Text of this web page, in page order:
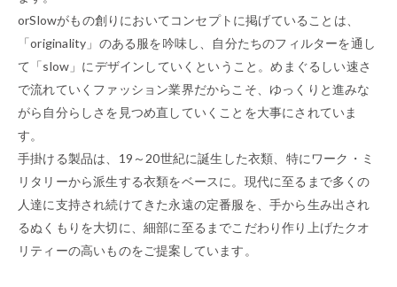
orSlowがもの創りにおいてコンセプトに掲げていることは、
「originality」のある服を吟味し、自分たちのフィルターを通し
て「slow」にデザインしていくということ。めまぐるしい速さ
で流れていくファッション業界だからこそ、ゆっくりと進みな
がら自分らしさを見つめ直していくことを大事にされていま
す。
手掛ける製品は、19～20世紀に誕生した衣類、特にワーク・ミ
リタリーから派生する衣類をベースに。現代に至るまで多くの
人達に支持され続けてきた永遠の定番服を、手から生み出され
るぬくもりを大切に、細部に至るまでこだわり作り上げたクオ
リティーの高いものをご提案しています。